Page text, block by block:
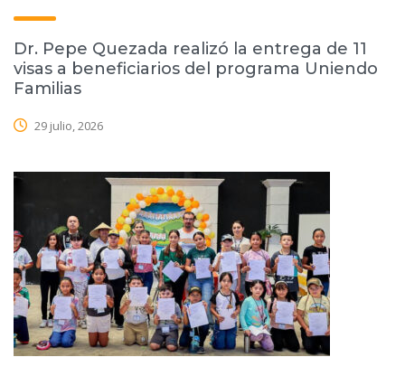
Dr. Pepe Quezada realizó la entrega de 11
visas a beneficiarios del programa Uniendo
Familias
29 julio, 2026